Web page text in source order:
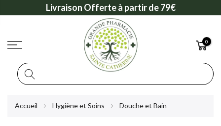
Livraison Offerte à partir de 79€
0
Accueil Hygiène et Soins Douche et Bain